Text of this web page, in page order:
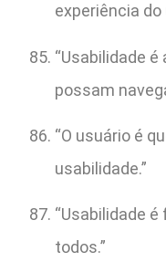
experiência do
“Usabilidade
possam
“O usuário é
usabilidade.”
“Usabilidade
todos.”